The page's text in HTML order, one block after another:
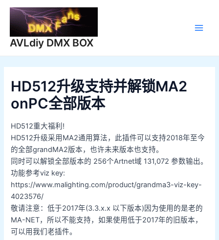
AVLdiy DMX BOX
HD512升级支持并解锁MA2
onPC全部版本
HD512重大福利!
HD512升级采用MA2通用算法，此插件可以支持2018年至今
的全部grandMA2版本，也许未来版本也支持。
同时可以解锁全部版本的 256个Artnet域 131,072 参数输出。
功能参考viz key:
https://www.malighting.com/product/grandma3-viz-key-
4023576/
敬请注意：低于2017年(3.3.x.x 以下版本)因为使用的是老的
MA-NET，所以不能支持，如果使用低于2017年的旧版本，
可以用我们老插件。